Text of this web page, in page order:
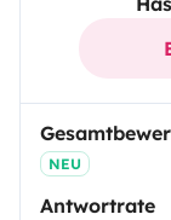
NEU
Antwortrate